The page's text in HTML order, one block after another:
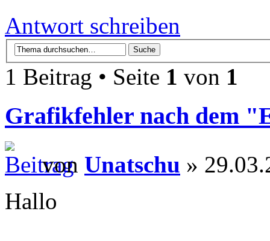
Antwort schreiben
1 Beitrag • Seite 1 von 1
Grafikfehler nach dem
von Unatschu »
Hallo